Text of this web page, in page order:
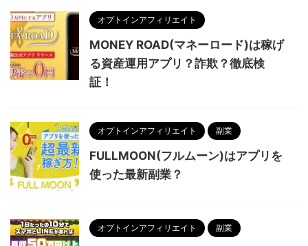
オプトインアフィリエイト
MONEY ROAD(マネーロード)は稼げ
る資産運用アプリ？詐欺？徹底検
証！
オプトインアフィリエイト 副業
FULLMOON(フルムーン)はアプリを
使った最新副業？
オプトインアフィリエイト 副業